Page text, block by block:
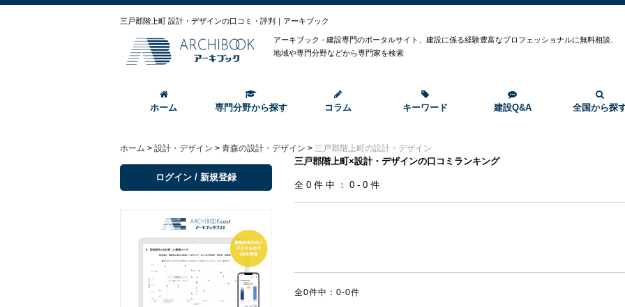
三戸郡階上町 設計・デザインの口コミ・評判｜アーキブック
アーキブック - 建設専門のポータルサイト、建設に係る経験豊富なプロフェッショナルに無料相談、
地域や専門分野などから専門家を検索
ホーム 専門分野から探す コラム キーワード 建設Q&A 全国から探
ホーム > 設計・デザイン > 青森の設計・デザイン > 三戸郡階上町の設計・デザイン
三戸郡階上町×設計・デザインの口コミランキング
全0件中：0-0件
全0件中：0-0件
ログイン / 新規登録